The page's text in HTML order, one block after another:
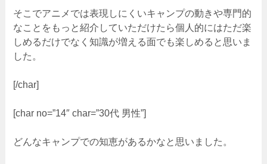
そこでアニメでは表現しにくいキャンプの動きや専門的
なことをもっと紹介していただけたら個人的にはただ楽
しめるだけでなく知識が増える面でも楽しめると思いま
した。
[/char]
[char no=”14″ char=”30代 男性”]
どんなキャンプでの知恵があるかなと思いました。